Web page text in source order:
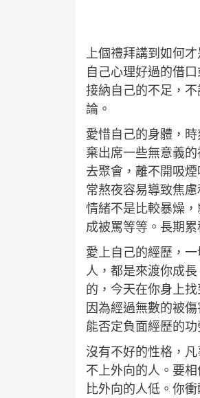
上個禮拜講到如何
自己心理好過的借
接納自己的不足，
論。
愛惜自己的身體，
棄出席一些無意義
去聚會，離不開吸
常熬夜容易導致焦
情緒不是比較暴燥
成被罵等等。長期
愛上自己的經歷，
人，都是來渡你成
的，今天在你身上
因為經過無數的被
能否定負面經歷的功
沒有不好的性格，
不上外向的人。要
比外向的人低。你